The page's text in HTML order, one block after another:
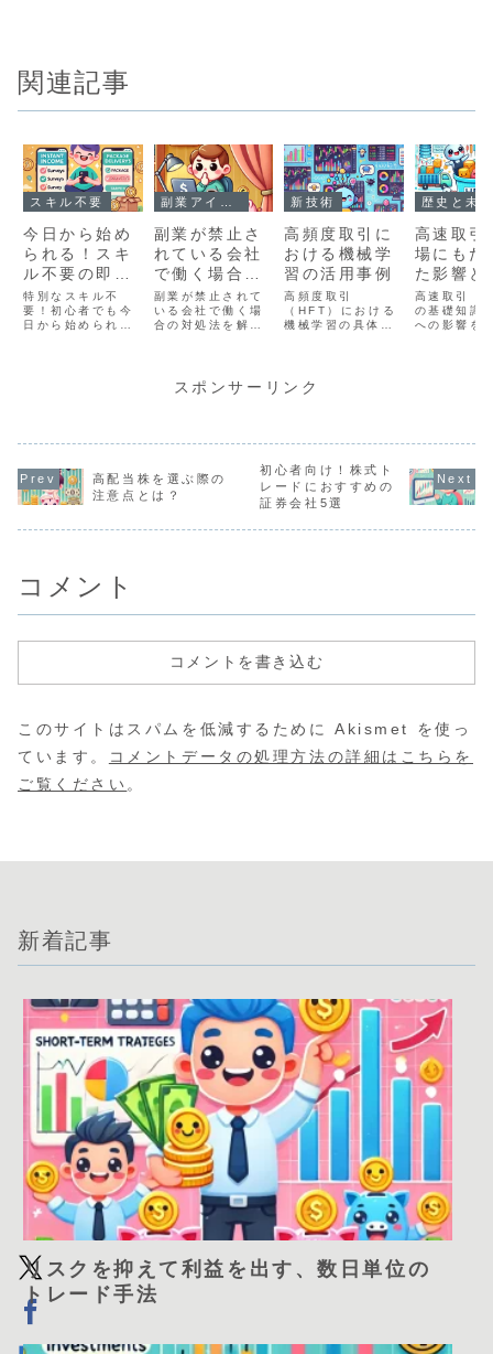
関連記事
スキル不要
今日から始め
られる！スキ
ル不要の即日
副業まとめ
特別なスキル不
要！初心者でも今
日から始められる
副業アイデア
副業が禁止さ
れている会社
で働く場合の
対処法
副業が禁止されて
いる会社で働く場
合の対処法を解
選択など、安全に
副業をするための
新技術
高頻度取引に
おける機械学
習の活用事例
高頻度取引
（HFT）における
機械学習の具体的
リズム最適化、リ
スク管理への応用
歴史と未
高速取引
場にもた
た影響と
基礎知識
高速取引（
の基礎知識
への影響を
スポンサーリンク
高配当株を選ぶ際の
注意点とは？
初心者向け！株式ト
レードにおすすめの
証券会社5選
コメント
コメントを書き込む
このサイトはスパムを低減するために Akismet を使っ
ています。
コメントデータの処理方法の詳細はこちらを
ご覧ください 。
新着記事
リスクを抑えて利益を出す、数日単位の
トレード手法